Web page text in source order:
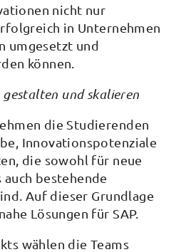
nicht nur
in Unternehmen
umgesetzt und
können.
und skalieren
die Studierenden
Innovationspotenziale
die sowohl für neue
bestehende
Auf dieser Grundlage
Lösungen für SAP.
wählen die Teams